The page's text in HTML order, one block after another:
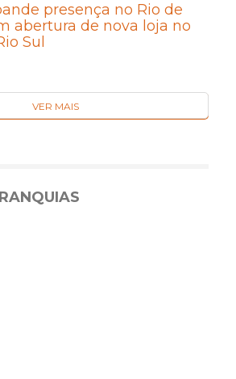
presença no Rio de
abertura de nova loja no
Sul
VER MAIS